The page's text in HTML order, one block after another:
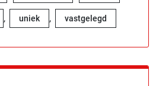
, uniek , vastgelegd